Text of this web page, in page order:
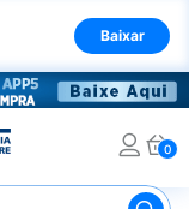
Baixar
0